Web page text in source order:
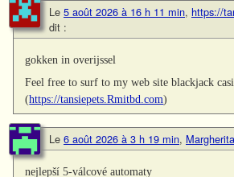
Le 5 août 2026 à 16 h 11 min, https://
dit :
gokken in overijssel
Feel free to surf to my web site blackjack
(https://tansiepets.Rmitbd.com)
Le 6 août 2026 à 3 h 19 min, Margherita
nejlepší 5-válcové automaty